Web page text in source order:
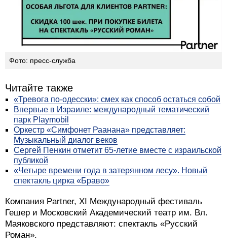
Фото: пресс-служба
Читайте также
«Тревога по-одесски»: смех как способ остаться собой
Впервые в Израиле: международный тематический
парк Playmobil
Оркестр «Симфонет Раанана» представляет:
Музыкальный диалог веков
Сергей Пенкин отметит 65-летие вместе с израильской
публикой
«Четыре времени года в затерянном лесу». Новый
спектакль цирка «Браво»
Компания Partner, XI Международный фестиваль
Гешер и Московский Академический театр им. Вл.
Маяковского представляют: спектакль «Русский
Роман».